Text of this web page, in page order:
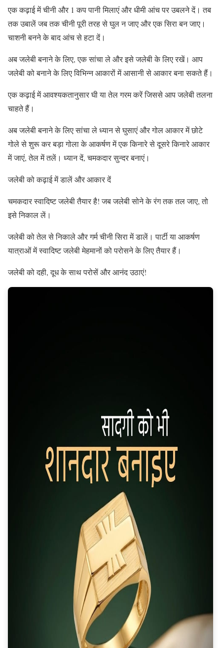
एक कढ़ाई में चीनी और 1 कप पानी मिलाएं और धीमी आंच पर उबलने दें। तब
तक उबालें जब तक चीनी पूरी तरह से घुल न जाए और एक सिरा बन जाए।
चाशनी बनने के बाद आंच से हटा दें।
अब जलेबी बनाने के लिए, एक सांचा ले और इसे जलेबी के लिए रखें। आप
जलेबी को बनाने के लिए विभिन्न आकारों में आसानी से आकार बना सकते हैं।
एक कढ़ाई में आवश्यकतानुसार घी या तेल गरम करें जिससे आप जलेबी तलना
चाहते हैं।
अब जलेबी बनाने के लिए सांचा ले ध्यान से घुसाएं और गोल आकार में छोटे
गोले से शुरू कर बड़ा गोला के आकर्षण में एक किनारे से दूसरे किनारे आकार
में जाएं, तेल में तलें। ध्यान दें, चमकदार सुन्दर बनाएं।
जलेबी को कढ़ाई में डालें और आकार दें
चमकदार स्वादिष्ट जलेबी तैयार है! जब जलेबी सोने के रंग तक तल जाए, तो
इसे निकाल लें।
जलेबी को तेल से निकाले और गर्म चीनी सिरा में डालें। पार्टी या आकर्षण
यात्राओं में स्वादिष्ट जलेबी मेहमानों को परोसने के लिए तैयार हैं।
जलेबी को दही, दूध के साथ परोसें और आनंद उठाएं!